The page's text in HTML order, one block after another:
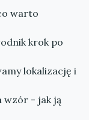
warto
krok po
lokalizację i
wzór - jak ją